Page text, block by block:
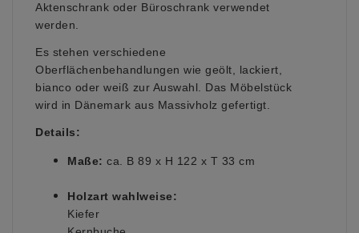
Aktenschrank oder Büroschrank verwendet
werden.
Es stehen verschiedene
Oberflächenbehandlungen wie geölt, lackiert,
bianco oder weiß zur Auswahl. Das Möbelstück
wird in Dänemark aus Massivholz gefertigt.
Details:
Maße: ca. B 89 x H 122 x T 33 cm
Holzart wahlweise:
Kiefer